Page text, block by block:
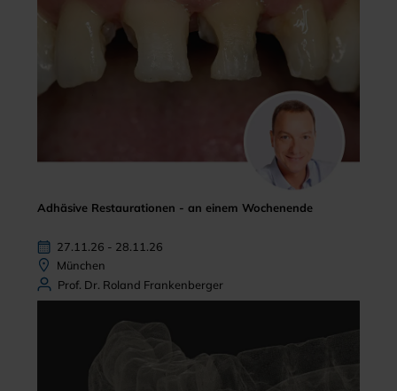
Adhäsive Restaurationen - an einem Wochenende
27.11.26 - 28.11.26
München
Prof. Dr. Roland Frankenberger